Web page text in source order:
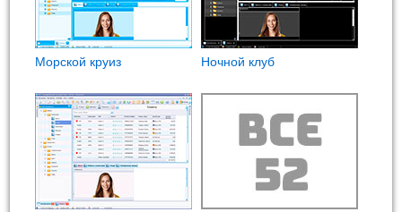
Морской круиз Ночной клуб